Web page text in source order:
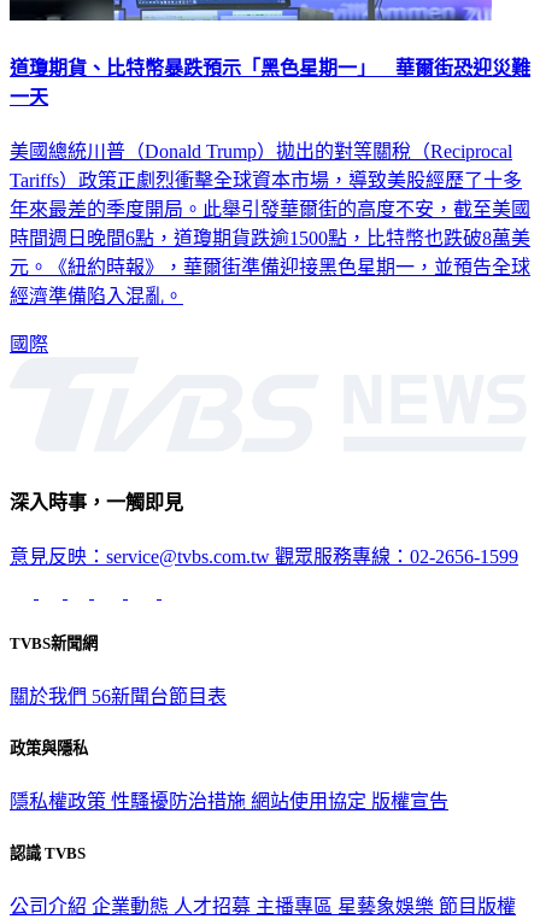
道瓊期貨、比特幣暴跌預示「黑色星期一」 華爾街恐迎災難
一天
美國總統川普（Donald Trump）拋出的對等關稅（Reciprocal
Tariffs）政策正劇烈衝擊全球資本市場，導致美股經歷了十多
年來最差的季度開局。此舉引發華爾街的高度不安，截至美國
時間週日晚間6點，道瓊期貨跌逾1500點，比特幣也跌破8萬美
元。《紐約時報》，華爾街準備迎接黑色星期一，並預告全球
經濟準備陷入混亂。
國際
深入時事，一觸即見
意見反映：service@tvbs.com.tw 觀眾服務專線：02-2656-1599
TVBS新聞網
關於我們 56新聞台節目表
政策與隱私
隱私權政策 性騷擾防治措施 網站使用協定 版權宣告
認識 TVBS
公司介紹 企業動態 人才招募 主播專區 星藝象娛樂 節目版權